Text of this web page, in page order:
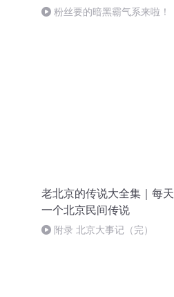
粉丝要的暗黑霸气系来啦！
老北京的传说大全集｜每天
一个北京民间传说
附录 北京大事记（完）